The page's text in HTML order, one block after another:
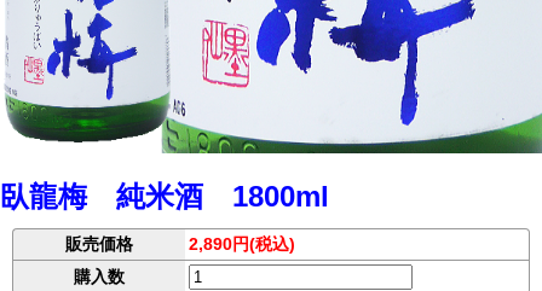
臥龍梅 純米酒 1800ml
販売価格
2,890円(税込)
購入数